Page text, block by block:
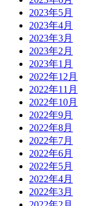
2023年5月
2023年4月
2023年3月
2023年2月
2023年1月
2022年12月
2022年11月
2022年10月
2022年9月
2022年8月
2022年7月
2022年6月
2022年5月
2022年4月
2022年3月